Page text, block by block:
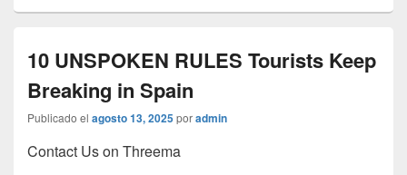
10 UNSPOKEN RULES Tourists Keep
Breaking in Spain
Publicado el agosto 13, 2025poradmin
Contact Us on Threema